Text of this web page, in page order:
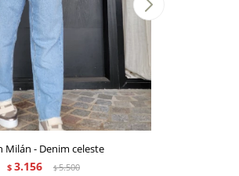
Milán - Denim celeste
$ 3.156 $5.500